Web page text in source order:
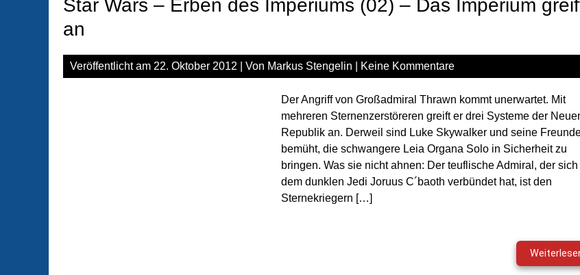
Star Wars – Erben des Imperiums (02) – Das Imperium
an
Veröffentlicht am 22. Oktober 2012 | Von Markus Stengelin Keine Kommentare
Der Angriff von Großadmiral Thrawn kommt unerwartet. Mit
mehreren Sternenzerstöreren greift er drei Systeme der
Republik an. Derweil sind Luke Skywalker und seine
bemüht, die schwangere Leia Organa Solo in Sicherheit zu
bringen. Was sie nicht ahnen: Der teuflische Admiral, der sich
dem dunklen Jedi Joruus C´baoth verbündet hat, ist den
Sternekriegern […]